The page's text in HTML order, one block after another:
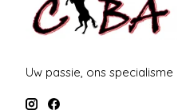
Uw passie, ons specialisme